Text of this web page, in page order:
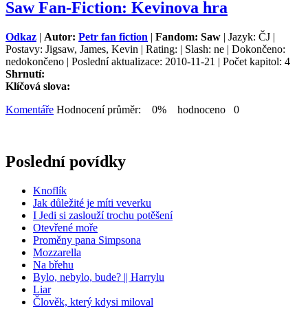
Saw Fan-Fiction: Kevinova hra
Odkaz | Autor: Petr fan fiction | Fandom: Saw | Jazyk: ČJ |
Postavy: Jigsaw, James, Kevin | Rating: | Slash: ne | Dokončeno:
nedokončeno | Poslední aktualizace: 2010-11-21 | Počet kapitol: 4
Shrnutí:
Klíčová slova:
Komentáře Hodnocení průměr: 0% hodnoceno 0
Poslední povídky
Knoflík
Jak důležité je míti veverku
I Jedi si zaslouží trochu potěšení
Otevřené moře
Proměny pana Simpsona
Mozzarella
Na břehu
Bylo, nebylo, bude? || Harrylu
Liar
Člověk, který kdysi miloval